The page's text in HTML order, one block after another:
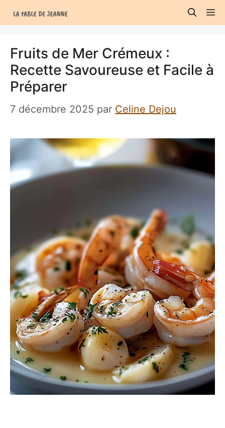
au
Fruits de Mer Crémeux :
Recette Savoureuse et Facile à
Préparer
7 décembre 2025 par Celine Dejou